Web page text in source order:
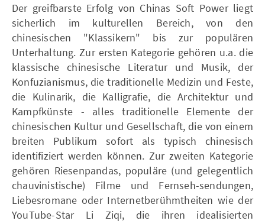
Der greifbarste Erfolg von Chinas Soft Power liegt
sicherlich im kulturellen Bereich, von den
chinesischen "Klassikern" bis zur populären
Unterhaltung. Zur ersten Kategorie gehören u.a. die
klassische chinesische Literatur und Musik, der
Konfuzianismus, die traditionelle Medizin und Feste,
die Kulinarik, die Kalligrafie, die Architektur und
Kampfkünste - alles traditionelle Elemente der
chinesischen Kultur und Gesellschaft, die von einem
breiten Publikum sofort als typisch chinesisch
identifiziert werden können. Zur zweiten Kategorie
gehören Riesenpandas, populäre (und gelegentlich
chauvinistische) Filme und Fernseh-sendungen,
Liebesromane oder Internetberühmtheiten wie der
YouTube-Star Li Ziqi, die ihren idealisierten